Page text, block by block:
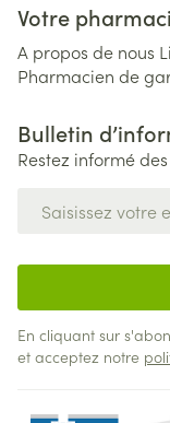
Votre
A propos de nous
Pharmacien de
Bulletin
Restez informé
En cliquant sur
et acceptez notre